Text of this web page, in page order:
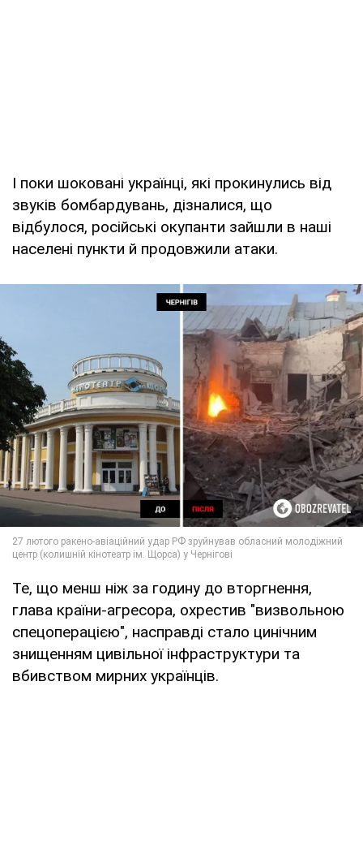
І поки шоковані українці, які прокинулись від
звуків бомбардувань, дізналися, що
відбулося, російські окупанти зайшли в наші
населені пункти й продовжили атаки.
Те, що менш ніж за годину до вторгнення,
глава країни-агресора, охрестив "визвольною
спецоперацією", насправді стало цинічним
знищенням цивільної інфраструктури та
вбивством мирних українців.